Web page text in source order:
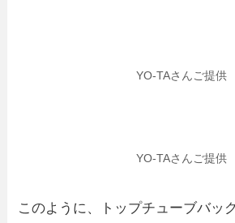
YO-TAさんご提供
YO-TAさんご提供
このように、トップチューブバッ